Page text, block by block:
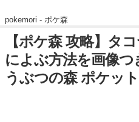
pokemori - ポケ森
【ポケ森 攻略】タ
によぶ方法を画像
うぶつの森 ポケット